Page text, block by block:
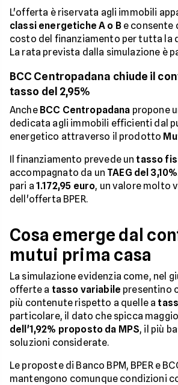
L'offerta è riservata agli immobili
classi energetiche A o Be consente
costo del finanziamento per tutta la
La rata prevista dalla simulazione è
BCC Centropadana chiude il
tasso del 2,95%
Anche BCC Centropadana propone
dedicata agli immobili efficienti dal
energetico attraverso il prodotto
Il finanziamento prevede un tasso
accompagnato da un TAEG del 3,10%
pari a1.172,95 euro, un valore molto
dell'offerta BPER.
Cosa emerge dal
mutui prima casa
La simulazione evidenzia come, nel
offerte a tasso variabile presentino
più contenute rispetto a quelle a
particolare, il dato che spicca
dell'1,92% proposto da MPS, il più
soluzioni considerate.
Le proposte di Banco BPM, BPER e
mantengono comunque condizioni